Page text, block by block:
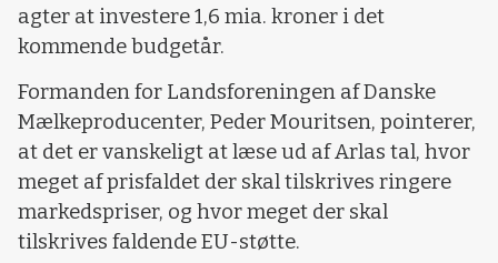
agter at investere 1,6 mia. kroner i det
kommende budgetår.
Formanden for Landsforeningen af Danske
Mælkeproducenter, Peder Mouritsen, pointerer,
at det er vanskeligt at læse ud af Arlas tal, hvor
meget af prisfaldet der skal tilskrives ringere
markedspriser, og hvor meget der skal
tilskrives faldende EU-støtte.